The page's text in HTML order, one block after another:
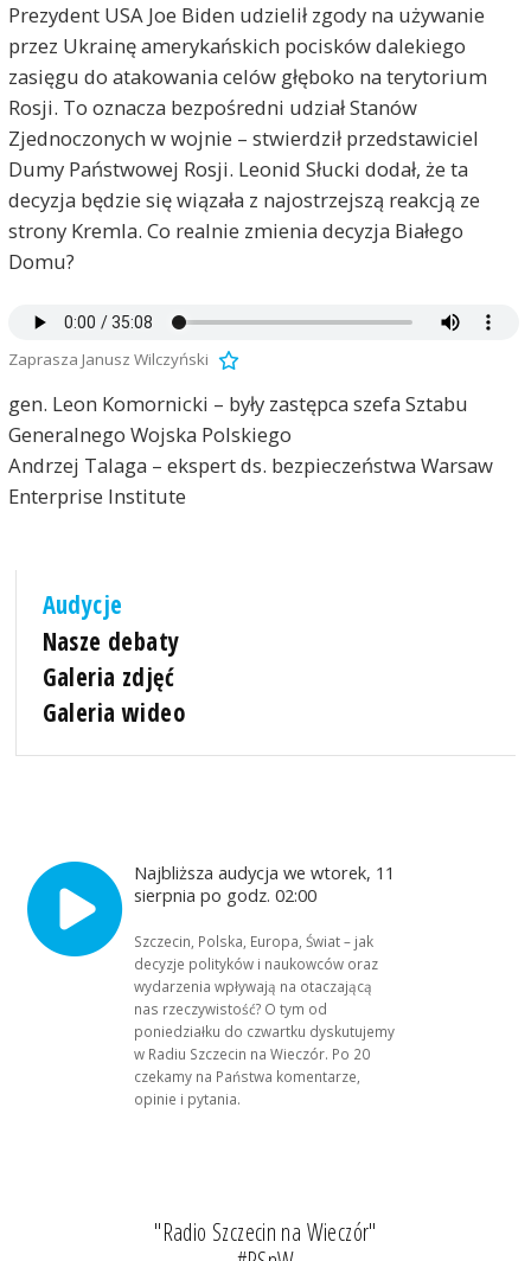
Prezydent USA Joe Biden udzielił zgody na używanie
przez Ukrainę amerykańskich pocisków dalekiego
zasięgu do atakowania celów głęboko na terytorium
Rosji. To oznacza bezpośredni udział Stanów
Zjednoczonych w wojnie – stwierdził przedstawiciel
Dumy Państwowej Rosji. Leonid Słucki dodał, że ta
decyzja będzie się wiązała z najostrzejszą reakcją ze
strony Kremla. Co realnie zmienia decyzja Białego
Domu?
Zaprasza Janusz Wilczyński
gen. Leon Komornicki – były zastępca szefa Sztabu
Generalnego Wojska Polskiego
Andrzej Talaga – ekspert ds. bezpieczeństwa Warsaw
Enterprise Institute
Audycje
Nasze debaty
Galeria zdjęć
Galeria wideo
Najbliższa audycja we wtorek, 11
sierpnia po godz. 02:00
Szczecin, Polska, Europa, Świat – jak
decyzje polityków i naukowców oraz
wydarzenia wpływają na otaczającą
nas rzeczywistość? O tym od
poniedziałku do czwartku dyskutujemy
w Radiu Szczecin na Wieczór. Po 20
czekamy na Państwa komentarze,
opinie i pytania.
"Radio Szczecin na Wieczór"